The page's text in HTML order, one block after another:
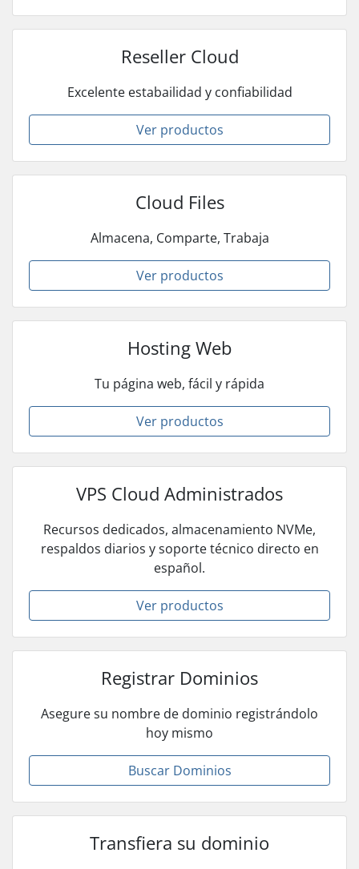
Reseller Cloud
Excelente estabailidad y confiabilidad
Ver productos
Cloud Files
Almacena, Comparte, Trabaja
Ver productos
Hosting Web
Tu página web, fácil y rápida
Ver productos
VPS Cloud Administrados
Recursos dedicados, almacenamiento NVMe,
respaldos diarios y soporte técnico directo en
español.
Ver productos
Registrar Dominios
Asegure su nombre de dominio registrándolo
hoy mismo
Buscar Dominios
Transfiera su dominio